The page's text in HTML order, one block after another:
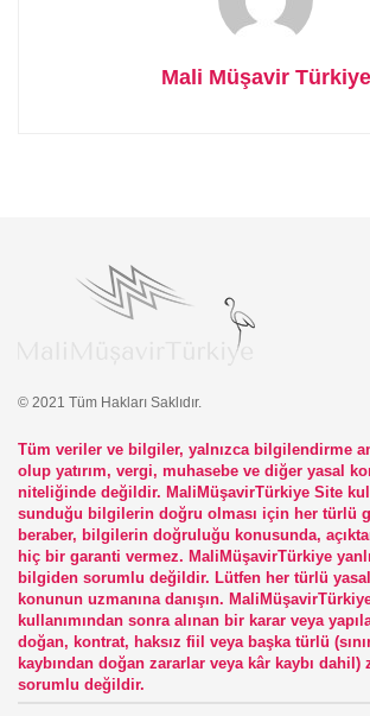
Mali Müşavir Türkiye
© 2021 Tüm Hakları Saklıdır.
Tüm veriler ve bilgiler, yalnızca bilgilendirme
olup yatırım, vergi, muhasebe ve diğer yasal
niteliğinde değildir. MaliMüşavirTürkiye Site
sunduğu bilgilerin doğru olması için her türlü
beraber, bilgilerin doğruluğu konusunda,
hiç bir garanti vermez. MaliMüşavirTürkiye
bilgiden sorumlu değildir. Lütfen her türlü
konunun uzmanına danışın.
kullanımından sonra alınan bir karar veya
doğan, kontrat, haksız fiil veya başka türlü
kaybından doğan zararlar veya kâr kaybı dahil)
sorumlu değildir.